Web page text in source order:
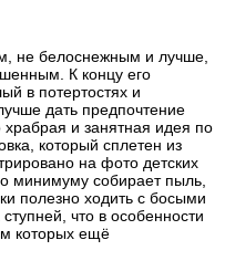
не белоснежным и лучше,
К концу его
в потертостях и
дать предпочтение
храбрая и занятная идея по
который сплетен из
на фото детских
минимуму собирает пыль,
полезно ходить с босыми
что в особенности
которых ещё